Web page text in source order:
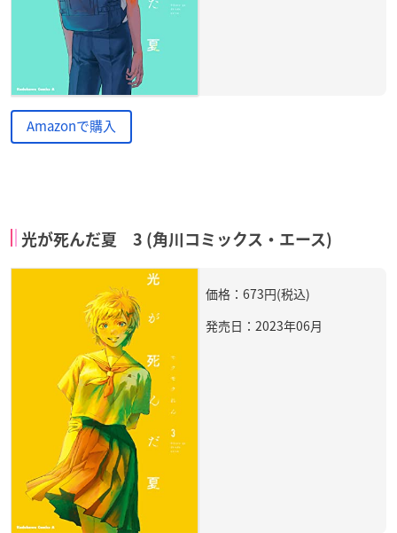
Amazonで購入
光が死んだ夏 3 (角川コミックス・エース)
価格：673円(税込)
発売日：2023年06月